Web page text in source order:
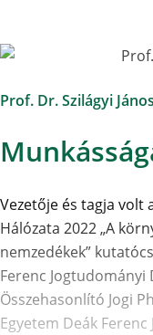
Prof. Dr. Szilágyi
Vezetője és tagja volt
Hálózata 2022 „A
nemzedékek”
Ferenc
Összehasonlító Jogi
Egyetem Deák